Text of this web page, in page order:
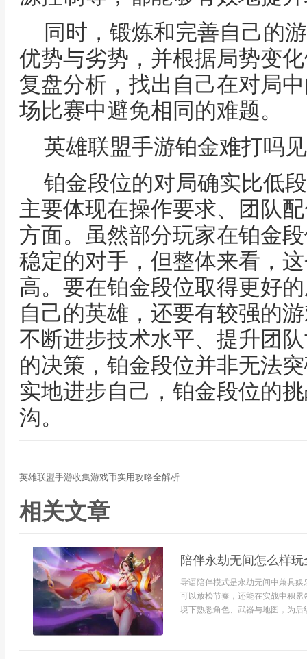
同时，锻炼和完善自己的
优势与劣势，并根据局势变
复盘分析，找出自己在对局
场比赛中避免相同的难题。
英雄联盟手游铂金难打吗
铂金段位的对局确实比低
主要体现在操作要求、团队
方面。虽然部分玩家在铂金
稳定的对手，但整体来看，
高。要在铂金段位取得更好
自己的英雄，还要有较强的
不断进步技术水平、提升团
的决策，铂金段位并非无法
实地进步自己，铂金段位的
沟。
英雄联盟手游收集游戏币实用攻略全解析
相关文章
陪伴永劫无间怎么样
导语陪伴模式是永劫无间中兼具
可以放松节奏，还能在实战中积
境下熟悉角色、武器与地图，为